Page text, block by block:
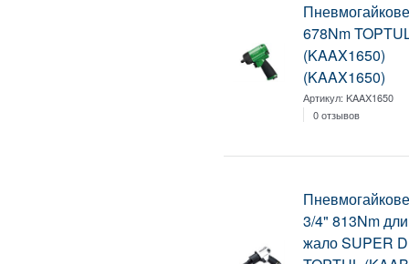
678Nm
(KAAX1650)
(KAAX1650)
Артикул:KAAX1650
0 отзывов
3/4" 813Nm
жало SUPER